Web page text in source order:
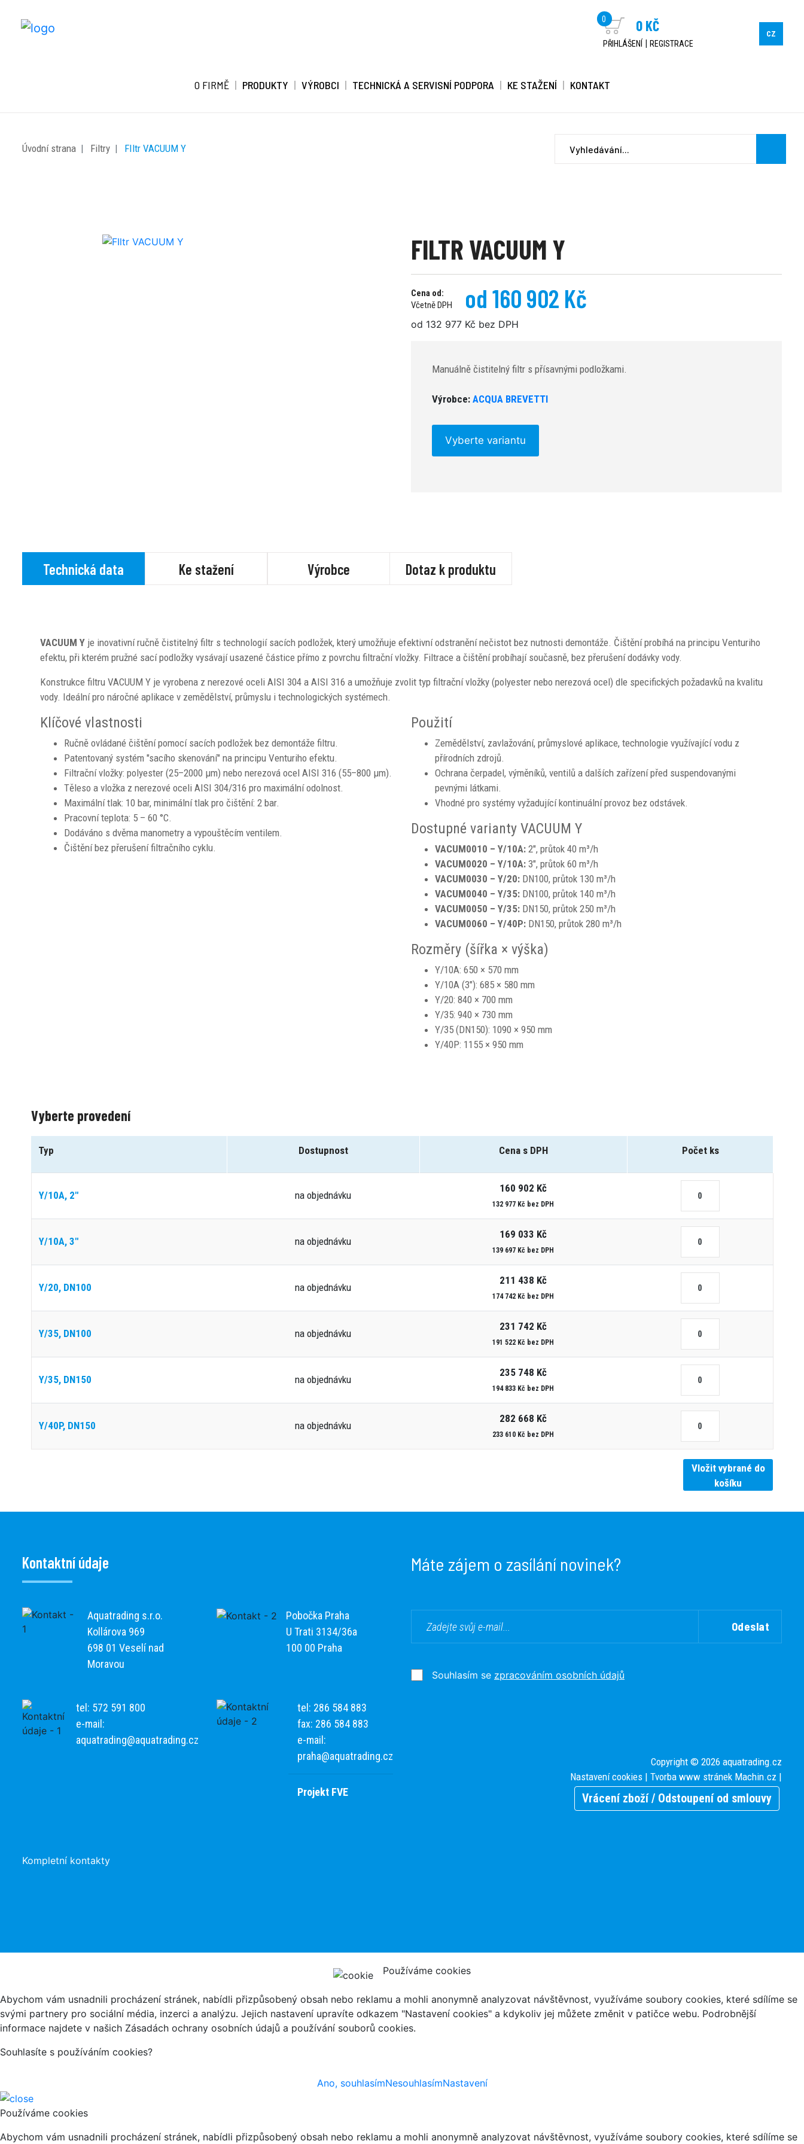
O FIRMĚ PRODUKTY VÝROBCI TECHNICKÁ A SERVISNÍ PODPORA KE STAŽENÍ KONTAKT
0 0 KČ
PŘIHLÁŠENÍ | REGISTRACE
CZ
Úvodní strana Filtry FIltr VACUUM Y
FILTR VACUUM Y
Cena od:
Včetně DPH
od 160 902 Kč
od 132 977 Kč bez DPH
Manuálně čistitelný filtr s přísavnými podložkami.
Výrobce: ACQUA BREVETTI
Vyberte variantu
Technická data Ke stažení Výrobce Dotaz k produktu
VACUUM Y je inovativní ručně čistitelný filtr s technologií sacích podložek, který umožňuje efektivní odstranění nečistot bez nutnosti demontáže. Čištění probíhá na principu Venturiho
efektu, při kterém pružné sací podložky vysávají usazené částice přímo z povrchu filtrační vložky. Filtrace a čištění probíhají současně, bez přerušení dodávky vody.
Konstrukce filtru VACUUM Y je vyrobena z nerezové oceli AISI 304 a AISI 316 a umožňuje zvolit typ filtrační vložky (polyester nebo nerezová ocel) dle specifických požadavků na kvalitu
vody. Ideální pro náročné aplikace v zemědělství, průmyslu i technologických systémech.
Klíčové vlastnosti
Ručně ovládané čištění pomocí sacích podložek bez demontáže filtru.
Patentovaný systém "sacího skenování" na principu Venturiho efektu.
Filtrační vložky: polyester (25–2000 μm) nebo nerezová ocel AISI 316 (55–800 μm).
Těleso a vložka z nerezové oceli AISI 304/316 pro maximální odolnost.
Maximální tlak: 10 bar, minimální tlak pro čištění: 2 bar.
Pracovní teplota: 5 – 60 °C.
Dodáváno s dvěma manometry a vypouštěcím ventilem.
Čištění bez přerušení filtračního cyklu.
Použití
Zemědělství, zavlažování, průmyslové aplikace, technologie využívající vodu z
přírodních zdrojů.
Ochrana čerpadel, výměníků, ventilů a dalších zařízení před suspendovanými
pevnými látkami.
Vhodné pro systémy vyžadující kontinuální provoz bez odstávek.
Dostupné varianty VACUUM Y
VACUM0010 – Y/10A: 2", průtok 40 m³/h
VACUM0020 – Y/10A: 3", průtok 60 m³/h
VACUM0030 – Y/20: DN100, průtok 130 m³/h
VACUM0040 – Y/35: DN100, průtok 140 m³/h
VACUM0050 – Y/35: DN150, průtok 250 m³/h
VACUM0060 – Y/40P: DN150, průtok 280 m³/h
Rozměry (šířka × výška)
Y/10A: 650 × 570 mm
Y/10A (3"): 685 × 580 mm
Y/20: 840 × 700 mm
Y/35: 940 × 730 mm
Y/35 (DN150): 1090 × 950 mm
Y/40P: 1155 × 950 mm
Vyberte provedení
Typ Dostupnost Cena s DPH Počet ks
Y/10A, 2" na objednávku
160 902 Kč
132 977 Kč bez DPH
Y/10A, 3" na objednávku
169 033 Kč
139 697 Kč bez DPH
Y/20, DN100 na objednávku
211 438 Kč
174 742 Kč bez DPH
Y/35, DN100 na objednávku
231 742 Kč
191 522 Kč bez DPH
Y/35, DN150 na objednávku
235 748 Kč
194 833 Kč bez DPH
Y/40P, DN150 na objednávku
282 668 Kč
233 610 Kč bez DPH
Vložit vybrané do
košíku
Kontaktní údaje
Aquatrading s.r.o.
Kollárova 969
698 01 Veselí nad
Moravou
Pobočka Praha
U Trati 3134/36a
100 00 Praha
tel: 572 591 800
e-mail:
aquatrading@aquatrading.cz
tel: 286 584 883
fax: 286 584 883
e-mail:
praha@aquatrading.cz
Projekt FVE
Kompletní kontakty
Máte zájem o zasílání novinek?
Souhlasím se zpracováním osobních údajů
Odeslat
Copyright © 2026 aquatrading.cz
Nastavení cookies | Tvorba www stránek Machin.cz |
Vrácení zboží / Odstoupení od smlouvy
Používáme cookies
Abychom vám usnadnili procházení stránek, nabídli přizpůsobený obsah nebo reklamu a mohli anonymně analyzovat návštěvnost, využíváme soubory cookies, které sdílíme se
svými partnery pro sociální média, inzerci a analýzu. Jejich nastavení upravíte odkazem "Nastavení cookies" a kdykoliv jej můžete změnit v patičce webu. Podrobnější
informace najdete v našich Zásadách ochrany osobních údajů a používání souborů cookies.
Souhlasíte s používáním cookies?
Ano, souhlasímNesouhlasímNastavení
Používáme cookies
Abychom vám usnadnili procházení stránek, nabídli přizpůsobený obsah nebo reklamu a mohli anonymně analyzovat návštěvnost, využíváme soubory cookies, které sdílíme se